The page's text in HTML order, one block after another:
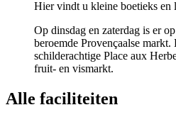
Hier vindt u kleine boetieks en
Op dinsdag en zaterdag is er
beroemde Provençaalse
schilderachtige Place aux
fruit- en vismarkt.
Alle faciliteiten